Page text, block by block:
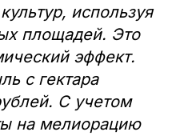
используя
площадей. Это
эффект.
с гектара
С учетом
на мелиорацию